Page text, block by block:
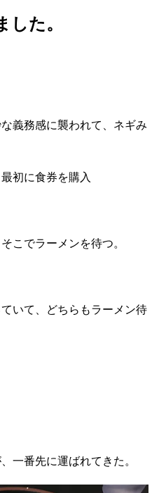
した。
義務感に襲われて、ネギみ
初に食券を購入
こでラーメンを待つ。
いて、どちらもラーメン待
一番先に運ばれてきた。